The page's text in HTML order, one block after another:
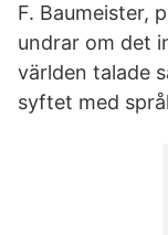
F. Baumeister,
undrar om det
världen talade
syftet med